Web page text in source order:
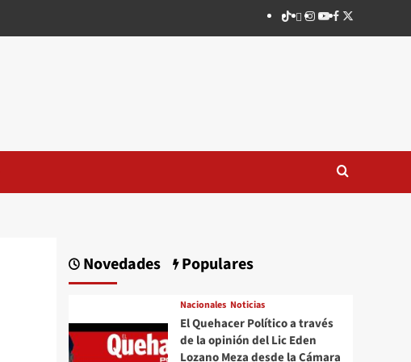
TikTok
threads
Instagram
Youtube
Facebook
X
Novedades Populares
Nacionales Noticias
El Quehacer Político a través
de la opinión del Lic Eden
Lozano Meza desde la Cámara